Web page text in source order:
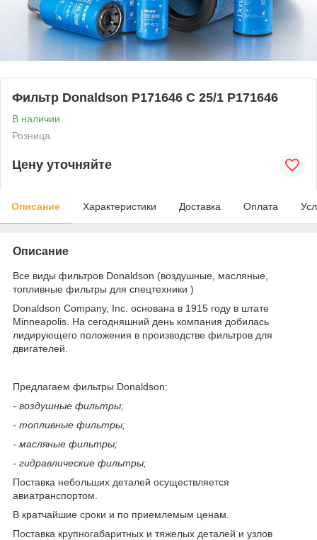
Фильтр Donaldson P171646 C 25/1 P171646
В наличии
Розница
Цену уточняйте
Описание Характеристики Доставка Оплата
Описание
Все виды фильтров Donaldson (воздушные, масляные,
топливные фильтры для спецтехники )
Donaldson Company, Inc. основана в 1915 году в штате
Minneapolis. На сегодняшний день компания добилась
лидирующего положения в производстве фильтров для
двигателей.
Предлагаем фильтры Donaldson:
- воздушные фильтры;
- топливные фильтры;
- масляные фильтры;
- гидравлические фильтры;
Поставка небольших деталей осуществляется
авиатранспортом.
В кратчайшие сроки и по приемлемым ценам.
Поставка крупногабаритных и тяжелых деталей и узлов